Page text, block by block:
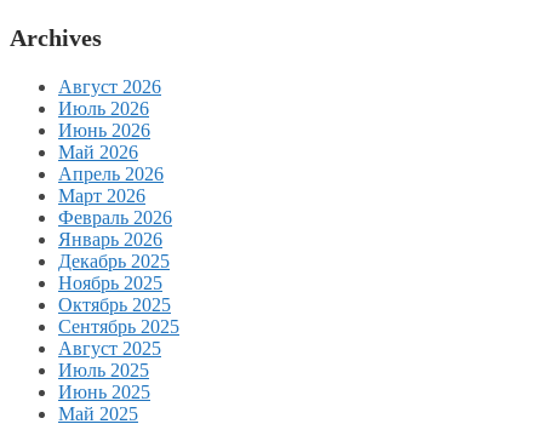
Archives
Август 2026
Июль 2026
Июнь 2026
Май 2026
Апрель 2026
Март 2026
Февраль 2026
Январь 2026
Декабрь 2025
Ноябрь 2025
Октябрь 2025
Сентябрь 2025
Август 2025
Июль 2025
Июнь 2025
Май 2025